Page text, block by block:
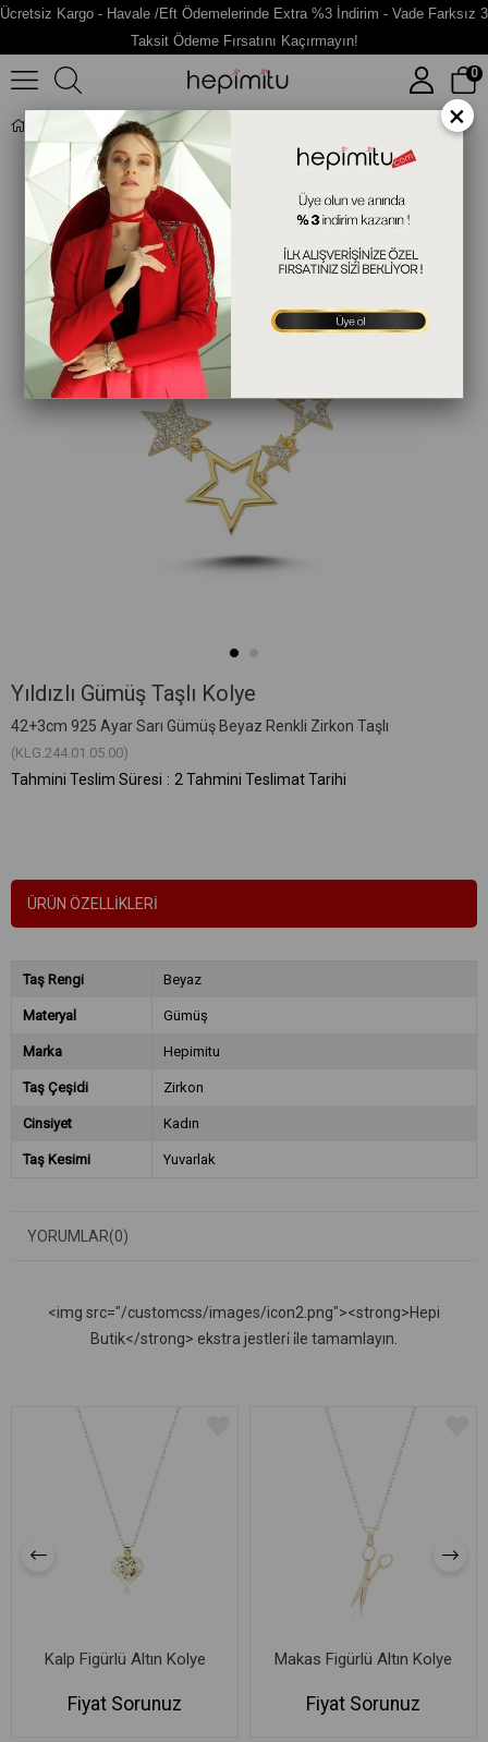
Ücretsiz Kargo - Havale /Eft Ödemelerinde Extra %3 İndirim - Vade Farksız 3
Taksit Ödeme Fırsatını Kaçırmayın!
0
Yıldızlı Gümüş Taşlı Kolye
Yıldızlı Gümüş Taşlı Kolye
42+3cm 925 Ayar Sarı Gümüş Beyaz Renkli Zirkon Taşlı
(KLG.244.01.05.00)
Tahmini Teslim Süresi : 2 Tahmini Teslimat Tarihi
ÜRÜN ÖZELLIKLERI
Taş Rengi Beyaz
Materyal Gümüş
Marka Hepimitu
Taş Çeşidi Zirkon
Cinsiyet Kadın
Taş Kesimi Yuvarlak
YORUMLAR(0)
<img src="/customcss/images/icon2.png"><strong>Hepi
Butik</strong> ekstra jestleri̇ i̇le tamamlayın.
Kalp Figürlü Altın Kolye
Fiyat Sorunuz
Makas Figürlü Altın Kolye
Fiyat Sorunuz
×